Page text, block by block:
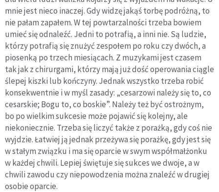
mnie jest nieco inaczej. Gdy widzę jakąś torbę podróżną, to
nie pałam zapałem. W tej powtarzalności trzeba bowiem
umieć się odnaleźć. Jedni to potrafią, a inni nie. Są ludzie,
którzy potrafią się znużyć zespołem po roku czy dwóch, a
piosenką po trzech miesiącach. Z muzykami jest czasem
tak jak z chirurgami, którzy mają już dość operowania ciągle
ślepej kiszki lub kończyny. Jednak wszystko trzeba robić
konsekwentnie i w myśl zasady: „cesarzowi należy się to, co
cesarskie; Bogu to, co boskie”. Należy też być ostrożnym,
bo po wielkim sukcesie może pojawić się kolejny, ale
niekoniecznie. Trzeba się liczyć także z porażką, gdy coś nie
wyjdzie. Łatwiej ją jednak przeżywa się porażkę, gdy jest się
w stałym związku i ma się oparcie w swym współmałżonku
w każdej chwili. Lepiej świętuje się sukces we dwoje, a w
chwili zawodu czy niepowodzenia można znaleźć w drugiej
osobie oparcie.